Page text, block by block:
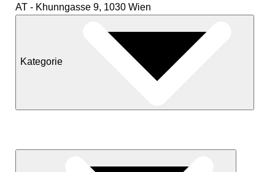
AT - Khunngasse 9, 1030 Wien
Kategorie